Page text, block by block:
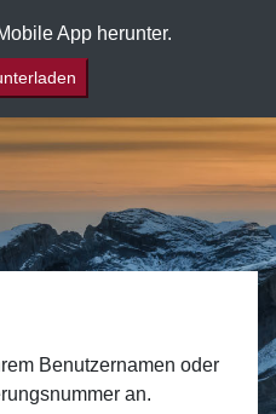
App herunter.
Benutzernamen oder
an.